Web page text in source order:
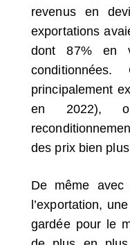
revenus en
exportations
dont 87% en
principalement
en 2022),
des prix bien
De même avec
l’exportation,
gardée pour le